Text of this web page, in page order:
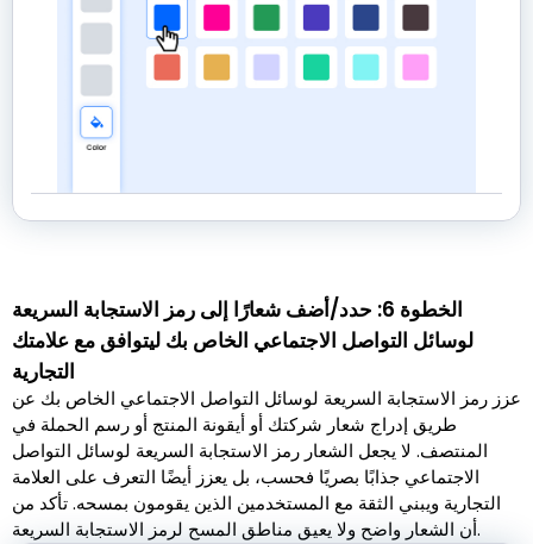
الخطوة 6: حدد/أضف شعارًا إلى رمز الاستجابة السريعة
لوسائل التواصل الاجتماعي الخاص بك ليتوافق مع علامتك
التجارية
عزز رمز الاستجابة السريعة لوسائل التواصل الاجتماعي الخاص بك عن
طريق إدراج شعار شركتك أو أيقونة المنتج أو رسم الحملة في
المنتصف. لا يجعل الشعار رمز الاستجابة السريعة لوسائل التواصل
الاجتماعي جذابًا بصريًا فحسب، بل يعزز أيضًا التعرف على العلامة
التجارية ويبني الثقة مع المستخدمين الذين يقومون بمسحه. تأكد من
أن الشعار واضح ولا يعيق مناطق المسح لرمز الاستجابة السريعة.